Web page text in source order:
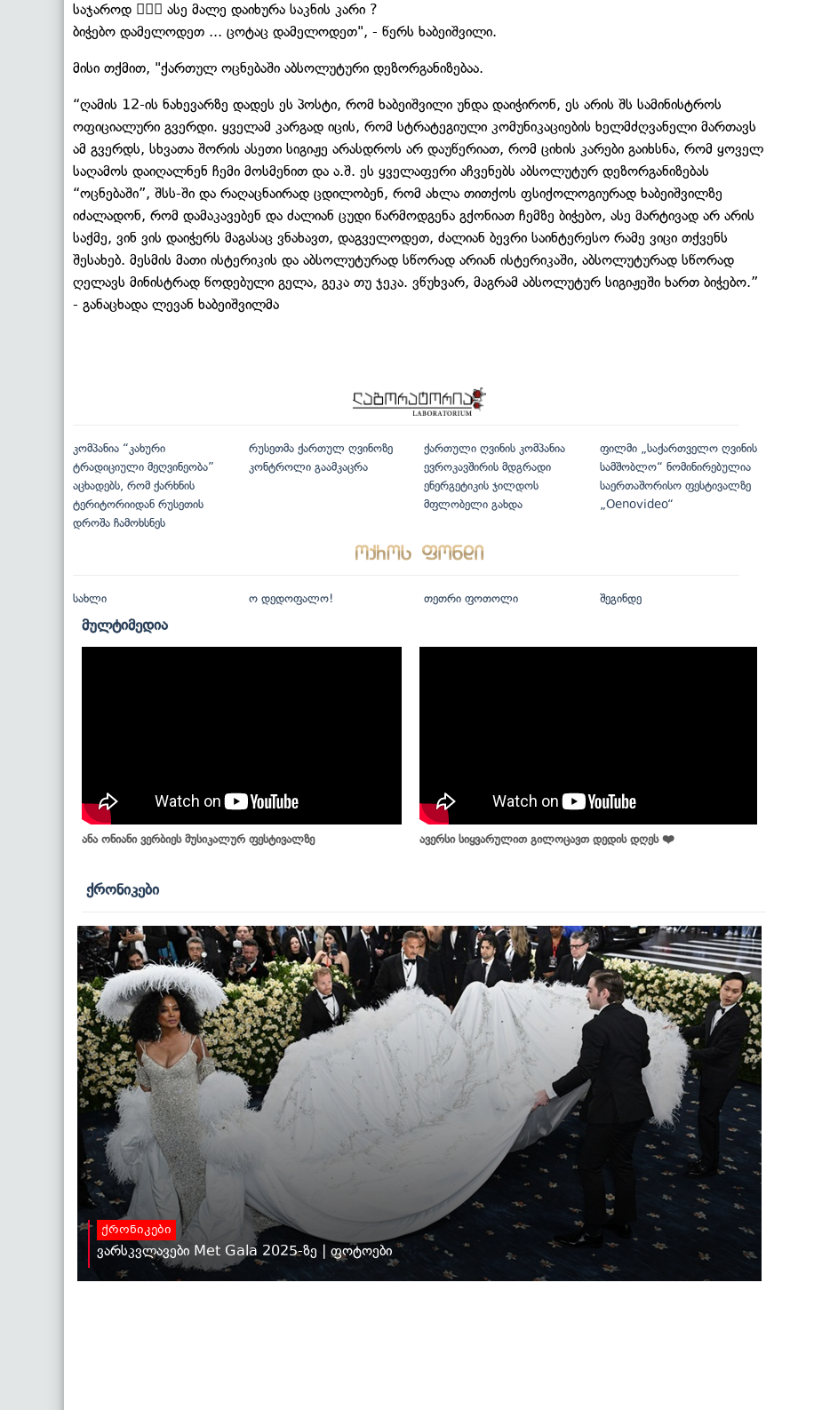
საჯაროდ 🤷🏻‍♂️ ასე მალე დაიხურა საკნის კარი ?
ბიჭებო დამელოდეთ ... ცოტაც დამელოდეთ", - წერს ხაბეიშვილი.
მისი თქმით, "ქართულ ოცნებაში აბსოლუტური დეზორგანიზებაა.
“ღამის 12-ის ნახევარზე დადეს ეს პოსტი, რომ ხაბეიშვილი უნდა დაიჭირონ, ეს არის შს სამინისტროს
ოფიციალური გვერდი. ყველამ კარგად იცის, რომ სტრატეგიული კომუნიკაციების ხელმძღვანელი მართავს
ამ გვერდს, სხვათა შორის ასეთი სიგიჟე არასდროს არ დაუწერიათ, რომ ციხის კარები გაიხსნა, რომ ყოველ
საღამოს დაიღალნენ ჩემი მოსმენით და ა.შ. ეს ყველაფერი აჩვენებს აბსოლუტურ დეზორგანიზებას
“ოცნებაში”, შსს-ში და რაღაცნაირად ცდილობენ, რომ ახლა თითქოს ფსიქოლოგიურად ხაბეიშვილზე
იძალადონ, რომ დამაკავებენ და ძალიან ცუდი წარმოდგენა გქონიათ ჩემზე ბიჭებო, ასე მარტივად არ არის
საქმე, ვინ ვის დაიჭერს მაგასაც ვნახავთ, დაგველოდეთ, ძალიან ბევრი საინტერესო რამე ვიცი თქვენს
შესახებ. მესმის მათი ისტერიკის და აბსოლუტურად სწორად არიან ისტერიკაში, აბსოლუტურად სწორად
ღელავს მინისტრად წოდებული გელა, გეკა თუ ჯეკა. ვწუხვარ, მაგრამ აბსოლუტურ სიგიჟეში ხართ ბიჭებო.”
- განაცხადა ლევან ხაბეიშვილმა
კომპანია “კახური
ტრადიციული მეღვინეობა”
აცხადებს, რომ ქარხნის
ტერიტორიიდან რუსეთის
დროშა ჩამოხსნეს
რუსეთმა ქართულ ღვინოზე
კონტროლი გაამკაცრა
ქართული ღვინის კომპანია
ევროკავშირის მდგრადი
ენერგეტიკის ჯილდოს
მფლობელი გახდა
ფილმი „საქართველო ღვინის
სამშობლო“ ნომინირებულია
საერთაშორისო ფესტივალზე
„Oenovideo“
სახლი ო დედოფალო! თეთრი ფოთოლი შეგინდე
მულტიმედია
ანა ონიანი ვერბიეს მუსიკალურ ფესტივალზე ავერსი სიყვარულით გილოცავთ დედის დღეს ❤️
ქრონიკები
ქრონიკები
ვარსკვლავები Met Gala 2025-ზე | ფოტოები